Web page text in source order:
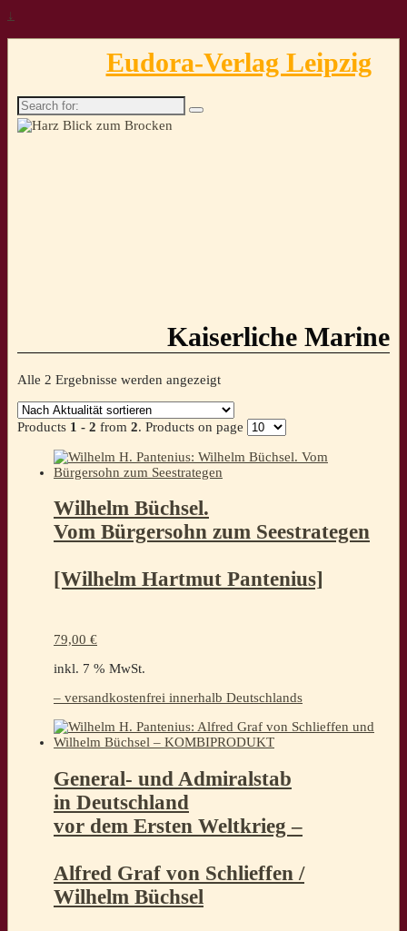
↓
Eudora-Verlag Leipzig
Search
for:
Kaiserliche Marine
Alle 2 Ergebnisse werden angezeigtNach
sortiert
Products 1 - 2 from 2. Products on page
Wilhelm Büchsel.
Vom Bürgersohn zum Seestrategen
[Wilhelm Hartmut Pantenius]
79,00 €
inkl. 7 % MwSt.
– versandkostenfrei innerhalb Deutschlands
General- und Admiralstab
in Deutschland
vor dem Ersten Weltkrieg –
Alfred Graf von Schlieffen /
Wilhelm Büchsel